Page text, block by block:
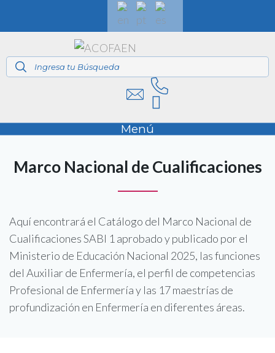
Menú
Marco Nacional de Cualificaciones
Aquí encontrará el Catálogo del Marco Nacional de
Cualificaciones SABI 1 aprobado y publicado por el
Ministerio de Educación Nacional 2025, las funciones
del Auxiliar de Enfermería, el perfil de competencias
Profesional de Enfermería y las 17 maestrías de
profundización en Enfermería en diferentes áreas.